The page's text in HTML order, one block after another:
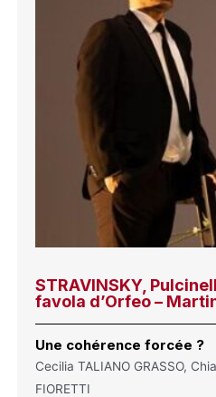
STRAVINSKY,
favola d’Orfeo –
Une cohérence forcée ?
Cecilia TALIANO GRASSO,
FIORETTI